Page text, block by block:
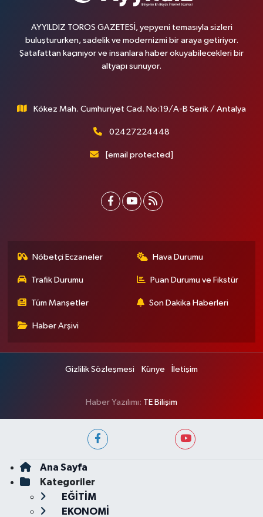
AYYILDIZ TOROS GAZETESİ, yepyeni temasıyla sizleri
buluştururken, sadelik ve modernizmi bir araya getiriyor.
Şatafattan kaçınıyor ve insanlara haber okuyabilecekleri bir
altyapı sunuyor.
Kökez Mah. Cumhuriyet Cad. No:19/A-B Serik / Antalya
02427224448
[email protected]
Nöbetçi Eczaneler Hava Durumu
Trafik Durumu Puan Durumu ve Fikstür
Tüm Manşetler Son Dakika Haberleri
Haber Arşivi
Gizlilik Sözleşmesi Künye İletişim
Haber Yazılımı: TE Bilişim
Ana Sayfa
Kategoriler
EĞİTİM
EKONOMİ